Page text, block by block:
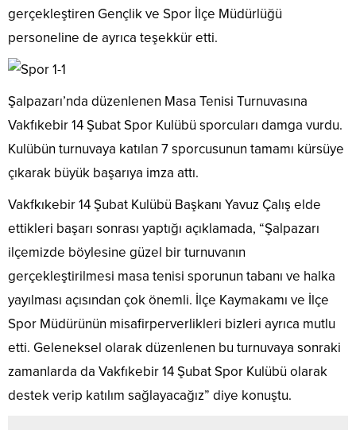
gerçekleştiren Gençlik ve Spor İlçe Müdürlüğü
personeline de ayrıca teşekkür etti.
Şalpazarı’nda düzenlenen Masa Tenisi Turnuvasına
Vakfıkebir 14 Şubat Spor Kulübü sporcuları damga vurdu.
Kulübün turnuvaya katılan 7 sporcusunun tamamı kürsüye
çıkarak büyük başarıya imza attı.
Vakfkıkebir 14 Şubat Kulübü Başkanı Yavuz Çalış elde
ettikleri başarı sonrası yaptığı açıklamada, “Şalpazarı
ilçemizde böylesine güzel bir turnuvanın
gerçekleştirilmesi masa tenisi sporunun tabanı ve halka
yayılması açısından çok önemli. İlçe Kaymakamı ve İlçe
Spor Müdürünün misafirperverlikleri bizleri ayrıca mutlu
etti. Geleneksel olarak düzenlenen bu turnuvaya sonraki
zamanlarda da Vakfıkebir 14 Şubat Spor Kulübü olarak
destek verip katılım sağlayacağız” diye konuştu.